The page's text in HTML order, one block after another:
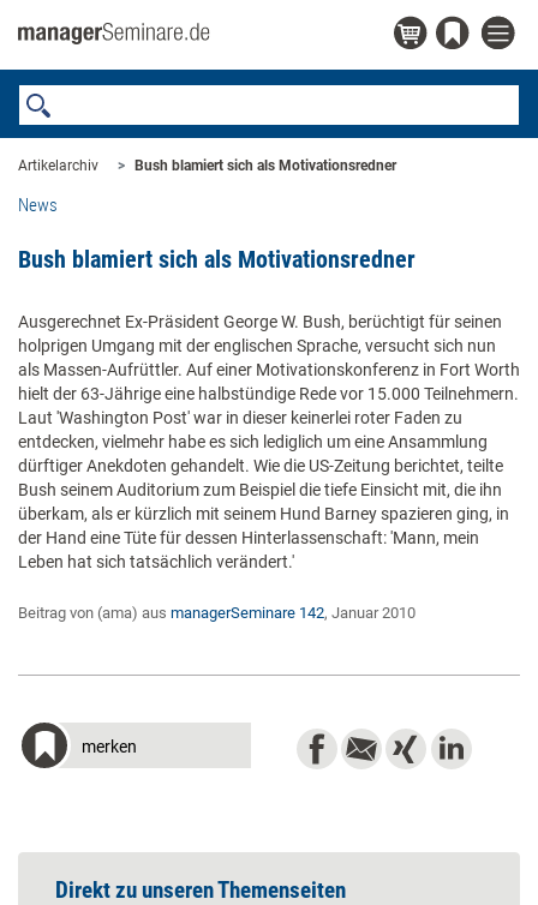
Artikelarchiv Bush blamiert sich als Motivationsredner
News
Bush blamiert sich als Motivationsredner
Ausgerechnet Ex-Präsident George W. Bush, berüchtigt für seinen
holprigen Umgang mit der englischen Sprache, versucht sich nun
als Massen-Aufrüttler. Auf einer Motivationskonferenz in Fort Worth
hielt der 63-Jährige eine halbstündige Rede vor 15.000 Teilnehmern.
Laut 'Washington Post' war in dieser keinerlei roter Faden zu
entdecken, vielmehr habe es sich lediglich um eine Ansammlung
dürftiger Anekdoten gehandelt. Wie die US-Zeitung berichtet, teilte
Bush seinem Auditorium zum Beispiel die tiefe Einsicht mit, die ihn
überkam, als er kürzlich mit seinem Hund Barney spazieren ging, in
der Hand eine Tüte für dessen Hinterlassenschaft: 'Mann, mein
Leben hat sich tatsächlich verändert.'
Beitrag von (ama) aus managerSeminare 142, Januar 2010
merken
Direkt zu unseren Themenseiten